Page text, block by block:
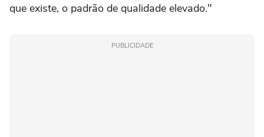
que existe, o padrão de qualidade elevado."
PUBLICIDADE